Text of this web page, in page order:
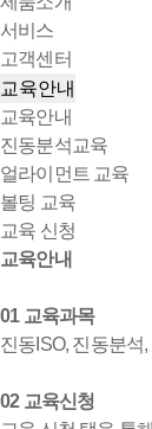
서비스
고객센터
교육안내
교육안내
진동분석교육
얼라이먼트 교육
볼팅 교육
교육 신청
교육안내
01 교육과목
진동ISO, 진동분석
02 교육신청